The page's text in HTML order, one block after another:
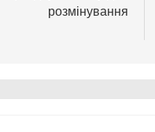
розмінування